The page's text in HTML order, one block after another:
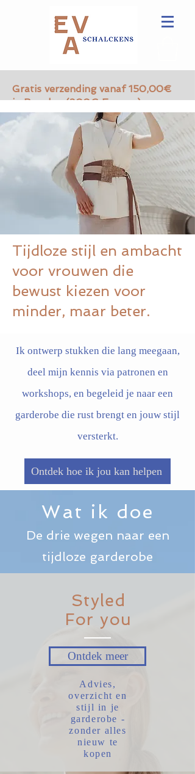
Gratis verzending vanaf 150,00€
in Benelux (200€ Europa)
Tijdloze stijl en ambacht
voor vrouwen die
bewust kiezen voor
minder, maar beter.
Ik ontwerp stukken die lang meegaan,
deel mijn kennis via patronen en
workshops, en begeleid je naar een
garderobe die rust brengt en jouw stijl
versterkt.
Ontdek hoe ik jou kan helpen
Wat ik doe
De drie wegen naar een
tijdloze garderobe
Styled
For you
Ontdek meer
Advies,
overzicht en
stijl in je
garderobe -
zonder alles
nieuw te
kopen